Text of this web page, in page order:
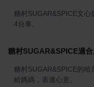
糖村SUGAR&SPICE文
4台車。
糖村SUGAR&SPICE適
糖村SUGAR&SPICE的
給媽媽，表達心意。